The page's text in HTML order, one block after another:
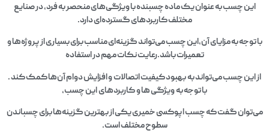
این چسب به عنوان یک ماده چسبنده با ویژگی‌های منحصر به فرد، در صنایع
مختلف کاربردهای گسترده‌ای دارد.
با توجه به مزایای آن،این چسب می‌تواند گزینه‌ای مناسب برای بسیاری از پروژه‌ها و
تعمیرات باشد.رعایت نکات مهم در استفاده
از این چسب می‌تواند به بهبود کیفیت اتصالات و افزایش دوام آن‌ها کمک کند .
با توجه به ویژگی‌ ها و کاربردهای این چسب،
می‌توان گفت که چسب اپوکسی خمیری یکی از بهترین گزینه‌ها برای چسباندن
سطوح مختلف است.